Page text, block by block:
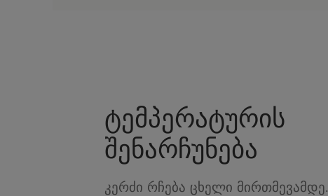
ტემპერატურის
შენარჩუნება
კერძი რჩება ცხელი მირთმევამდე.